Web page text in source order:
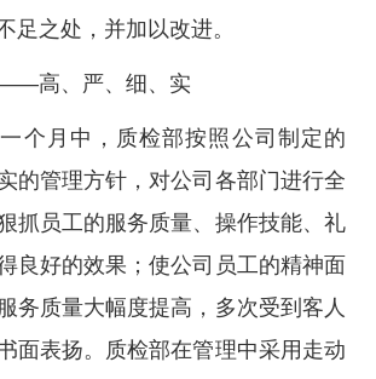
足之处，并加以改进。
高、严、细、实
个月中，质检部按照公司制定的
的管理方针，对公司各部门进行全
抓员工的服务质量、操作技能、礼
良好的效果；使公司员工的精神面
务质量大幅度提高，多次受到客人
面表扬。质检部在管理中采用走动